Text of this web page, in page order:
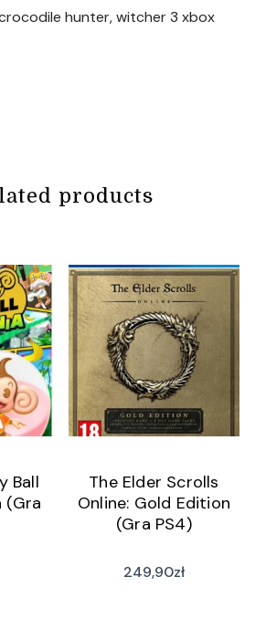
hunter, witcher 3 xbox
products
Ball
(Gra
The Elder Scrolls
Online: Gold Edition
(Gra PS4)
249,90zł